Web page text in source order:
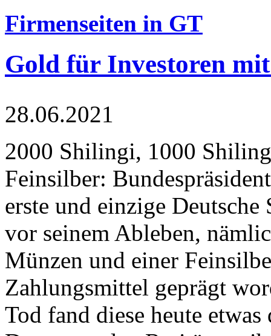
Firmenseiten in GT
Gold für Investoren
28.06.2021
2000 Shilingi, 1000
Feinsilber:
erste und einzige Deutsche
vor seinem Ableben,
Münzen und einer
Zahlungsmittel geprägt
Tod fand diese heute